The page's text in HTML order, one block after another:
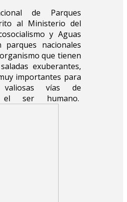
de Parques
al Ministerio del
y Aguas
parques nacionales
que tienen
exuberantes,
importantes para
vías de
el ser humano.